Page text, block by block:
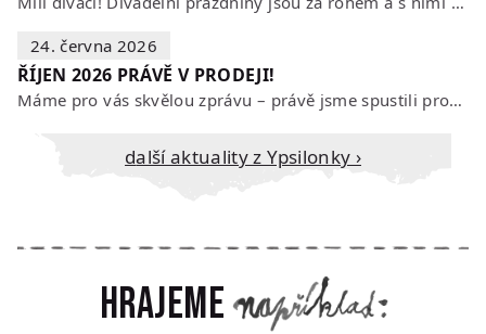
24. června 2026
ŘÍJEN 2026 PRÁVĚ V PRODEJI!
Máme pro vás skvělou zprávu – právě jsme spustili prodej vstupenek na říjen…
Další aktuality z Ypsilonky ›
Hrajeme